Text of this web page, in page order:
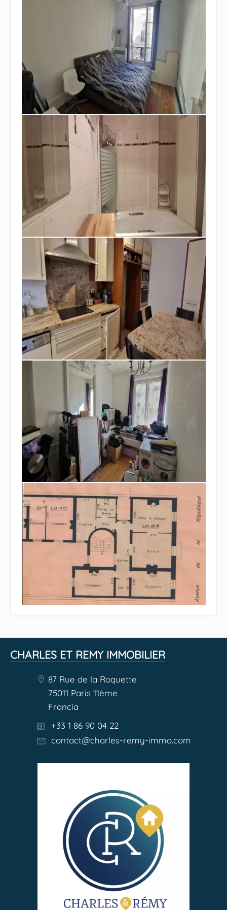
CHARLES ET REMY IMMOBILIER
87 Rue de la Roquette
75011 Paris 11ème
Francia
+33 1 86 90 04 22
contact@charles-remy-immo.com